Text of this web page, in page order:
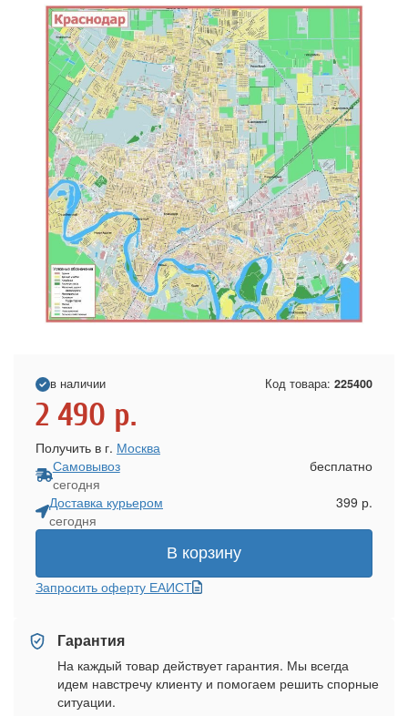
в наличии Код товара: 225400
2 490 р.
Получить в г. Москва
Самовывоз
сегодня
бесплатно
Доставка курьером
сегодня
399 р.
В корзину
Запросить оферту ЕАИСТ
Гарантия
На каждый товар действует гарантия. Мы всегда
идем навстречу клиенту и помогаем решить спорные
ситуации.